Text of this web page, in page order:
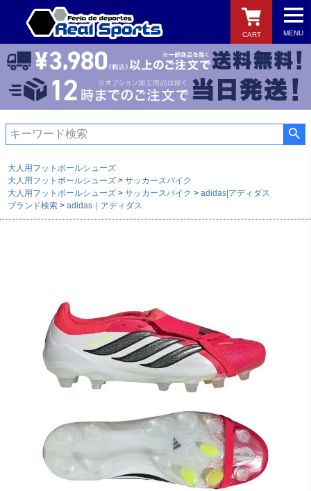
MENU
CART
検索
大人用フットボールシューズ
大人用フットボールシューズ
サッカースパイク
大人用フットボールシューズ
サッカースパイク
adidas|アディダス
ブランド検索
adidas｜アディダス